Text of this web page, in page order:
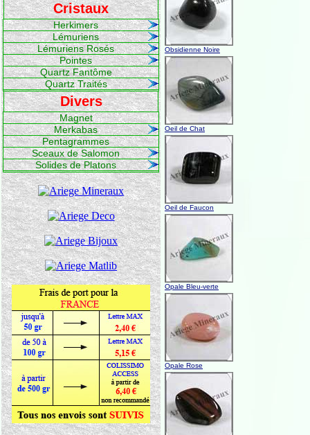
Cristaux
Herkimers
Lémuriens
Lémuriens Rosés
Pointes
Quartz Fantôme
Quartz Traités
Divers
Magnet
Merkabas
Pentagrammes
Sceaux de Salomon
Solides de Platons
Obsidienne Noire
Oeil de Chat
Oeil de Faucon
Opale Bleu-verte
Opale Rose